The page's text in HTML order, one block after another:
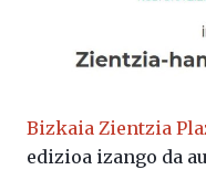
Bizkaia Zientzia
edizioa izango da